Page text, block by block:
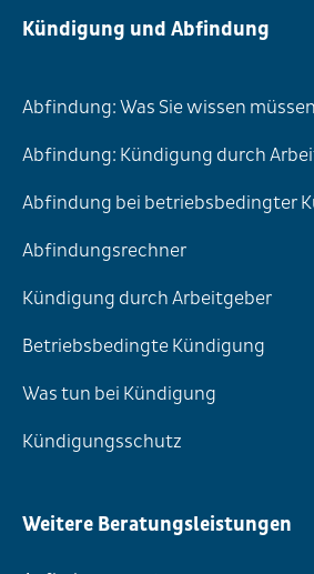
Kündigung und Abfindung
Abfindung: Was Sie wissen müssen
Abfindung: Kündigung durch
Abfindung bei betriebsbedingter
Abfindungsrechner
Kündigung durch Arbeitgeber
Betriebsbedingte Kündigung
Was tun bei Kündigung
Kündigungsschutz
Weitere Beratungsleistungen